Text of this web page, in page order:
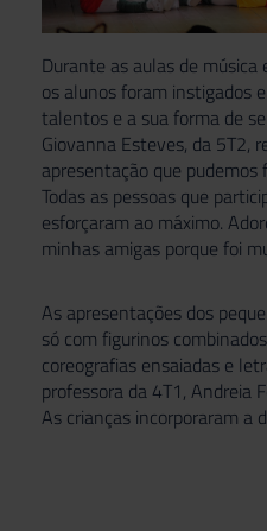
Durante as aulas de
os alunos foram instigados
talentos e a sua forma de
Giovanna Esteves, da 5T2,
apresentação que
Todas as pessoas que
esforçaram ao máximo.
minhas amigas porque foi
As apresentações dos
só com figurinos
coreografias ensaiadas e
professora da 4T1, Andreia
As crianças incorporaram a